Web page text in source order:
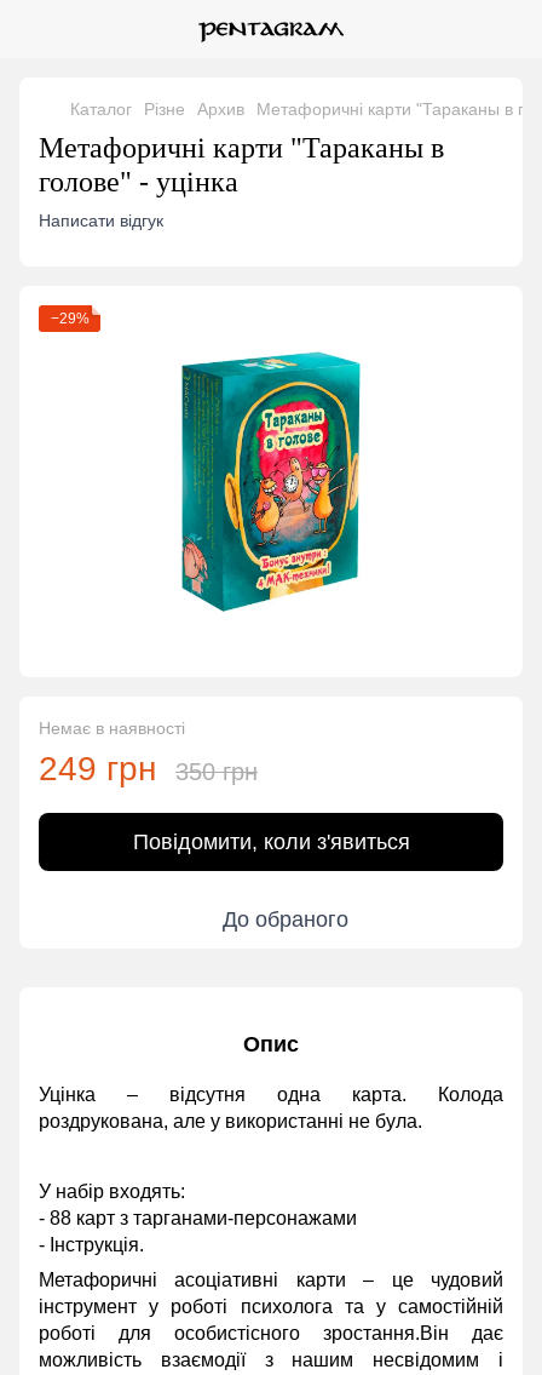
Каталог Різне Архив Метафоричні карти "Тараканы в
Метафоричні карти "Тараканы в
голове" - уцінка
Написати відгук
−29%
Немає в наявності
249 грн 350 грн
Повідомити, коли з'явиться
До обраного
Опис
Уцінка – відсутня одна карта. Колода
роздрукована, але у використанні не була.
У набір входять:
- 88 карт з тарганами-персонажами
- Інструкція.
Метафоричні асоціативні карти – це чудовий
інструмент у роботі психолога та у самостійній
роботі для особистісного зростання.Він дає
можливість взаємодії з нашим несвідомим і